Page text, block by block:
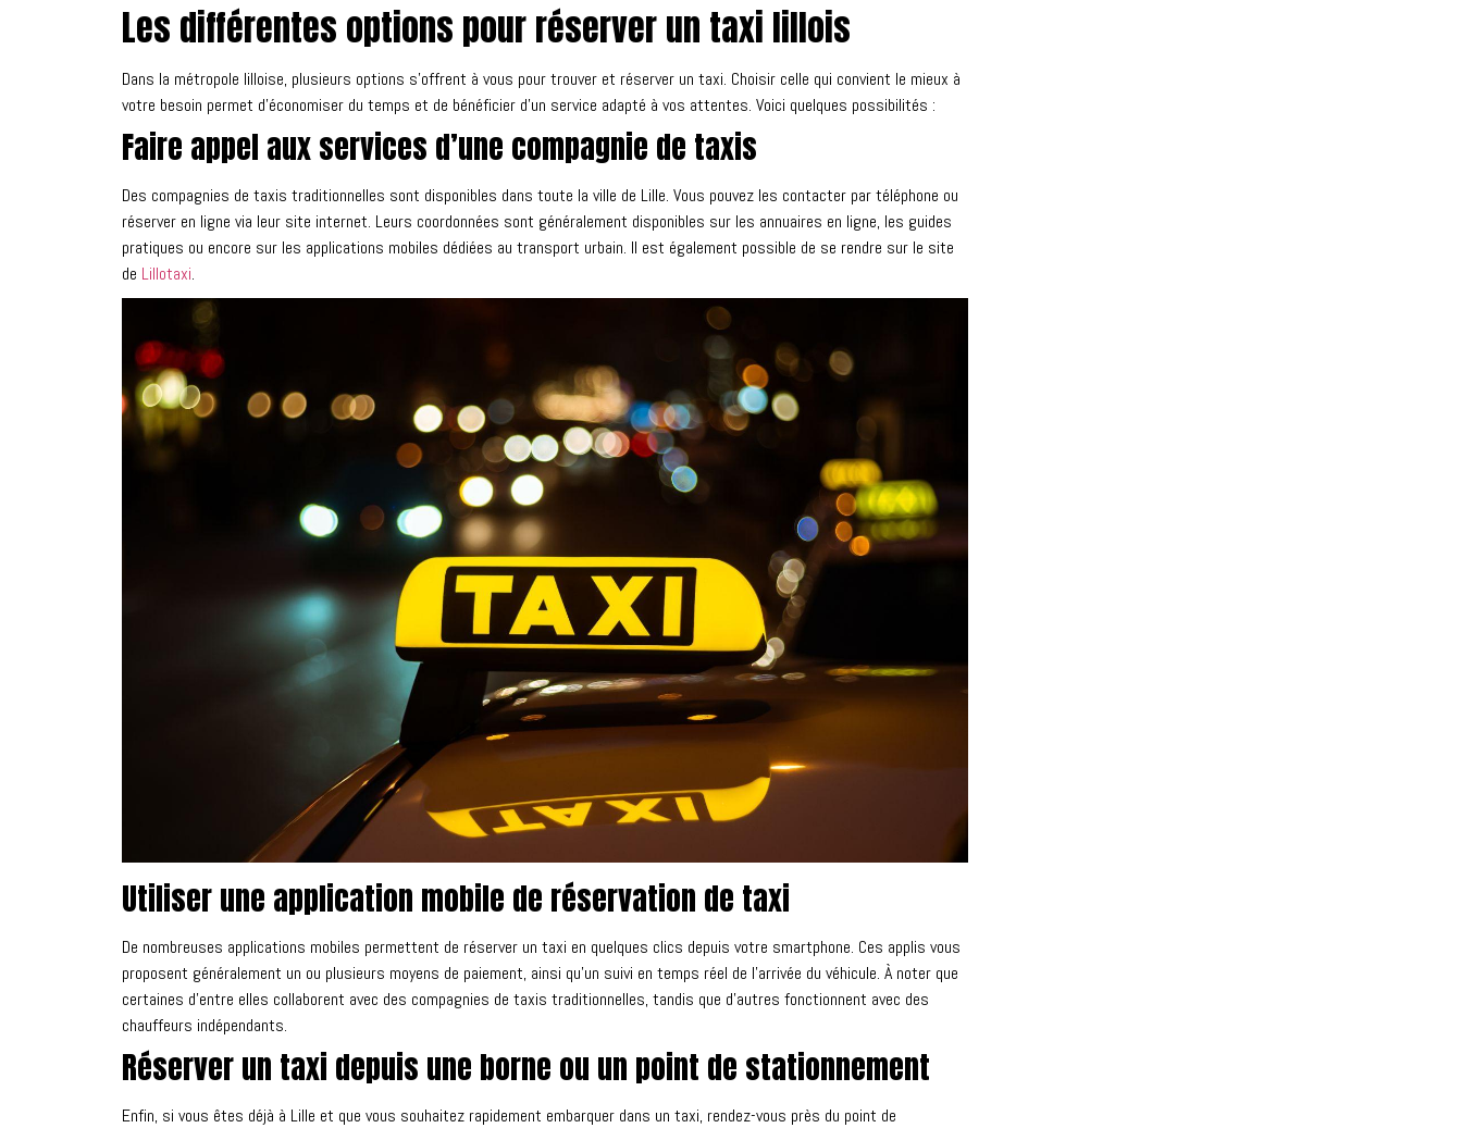
Les différentes options pour réserver un taxi lillois
Dans la métropole lilloise, plusieurs options s’offrent à vous pour trouver et réserver un taxi. Choisir celle qui convient le mieux à
votre besoin permet d’économiser du temps et de bénéficier d’un service adapté à vos attentes. Voici quelques possibilités :
Faire appel aux services d’une compagnie de taxis
Des compagnies de taxis traditionnelles sont disponibles dans toute la ville de Lille. Vous pouvez les contacter par téléphone ou
réserver en ligne via leur site internet. Leurs coordonnées sont généralement disponibles sur les annuaires en ligne, les guides
pratiques ou encore sur les applications mobiles dédiées au transport urbain. Il est également possible de se rendre sur le site
de Lillotaxi.
Utiliser une application mobile de réservation de taxi
De nombreuses applications mobiles permettent de réserver un taxi en quelques clics depuis votre smartphone. Ces applis vous
proposent généralement un ou plusieurs moyens de paiement, ainsi qu’un suivi en temps réel de l’arrivée du véhicule. À noter que
certaines d’entre elles collaborent avec des compagnies de taxis traditionnelles, tandis que d’autres fonctionnent avec des
chauffeurs indépendants.
Réserver un taxi depuis une borne ou un point de stationnement
Enfin, si vous êtes déjà à Lille et que vous souhaitez rapidement embarquer dans un taxi, rendez-vous près du point de